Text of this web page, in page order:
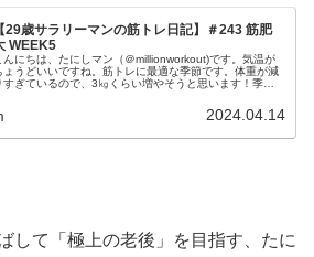
【29歳サラリーマンの筋トレ日記】＃243 筋肥
WEEK5
んにちは、たにしマン（＠millionworkout)です。気温が
ょうどいいですね。筋トレに最適な季節です。体重が減
すぎているので、3㎏くらい増やそうと思います！季節
2024.04.14
して「極上の老後」を目指す、たに